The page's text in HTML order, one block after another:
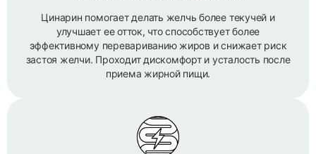
Цинарин помогает делать желчь более текучей и
улучшает ее отток, что способствует более
эффективному перевариванию жиров и снижает риск
застоя желчи. Проходит дискомфорт и усталость после
приема жирной пищи.